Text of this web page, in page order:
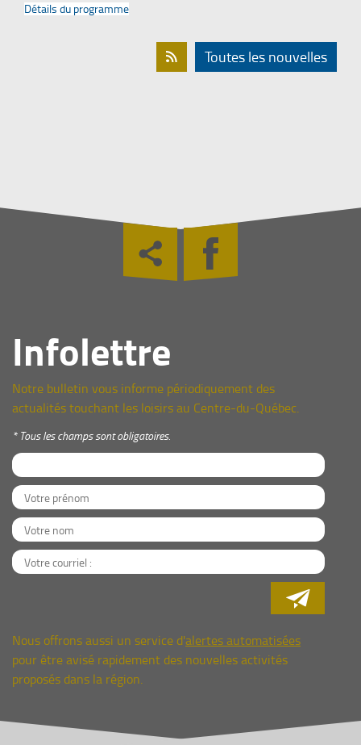
Détails du programme
Toutes les nouvelles

Infolettre
Notre bulletin vous informe périodiquement des
actualités touchant les loisirs au Centre-du-Québec.
* Tous les champs sont obligatoires.

Nous offrons aussi un service d'alertes automatisées
pour être avisé rapidement des nouvelles activités
proposés dans la région.